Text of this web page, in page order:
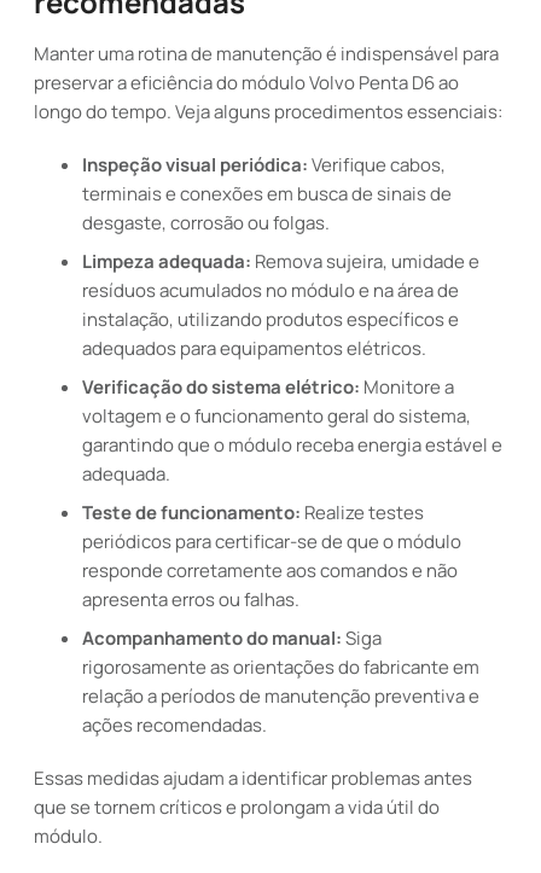
Manter uma rotina de manutenção é indispensável para
preservar a eficiência do módulo Volvo Penta D6 ao
longo do tempo. Veja alguns procedimentos essenciais:
Inspeção visual periódica:Verifique cabos,
terminais e conexões em busca de sinais de
desgaste, corrosão ou folgas.
Limpeza adequada: Remova sujeira, umidade e
resíduos acumulados no módulo e na área de
instalação, utilizando produtos específicos e
adequados para equipamentos elétricos.
Verificação do sistema elétrico: Monitore a
voltagem e o funcionamento geral do sistema,
garantindo que o módulo receba energia estável e
adequada.
Teste de funcionamento: Realize testes
periódicos para certificar-se de que o módulo
responde corretamente aos comandos e não
apresenta erros ou falhas.
Acompanhamento do manual:Siga
rigorosamente as orientações do fabricante em
relação a períodos de manutenção preventiva e
ações recomendadas.
Essas medidas ajudam a identificar problemas antes
que se tornem críticos e prolongam a vida útil do
módulo.